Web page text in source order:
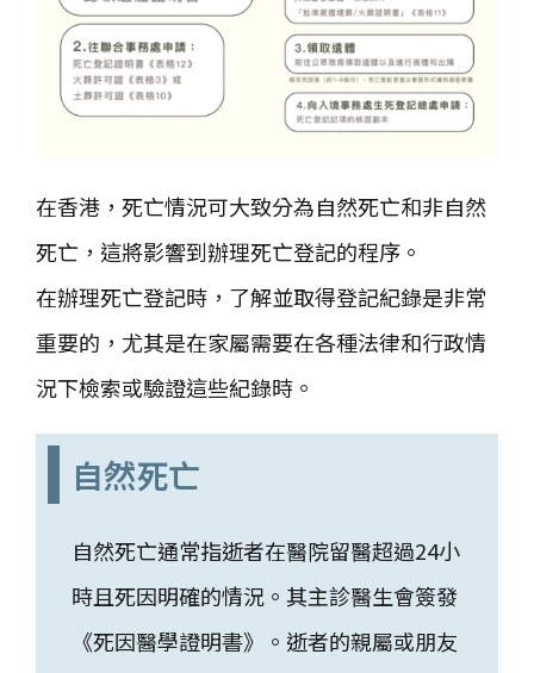
在香港，死亡情況可大致分為自然死亡和非自然
死亡，這將影響到辦理死亡登記的程序。
在辦理死亡登記時，了解並取得登記紀錄是非常
重要的，尤其是在家屬需要在各種法律和行政情
況下檢索或驗證這些紀錄時。
自然死亡
自然死亡通常指逝者在醫院留醫超過24小
時且死因明確的情況。其主診醫生會簽發
《死因醫學證明書》。逝者的親屬或朋友